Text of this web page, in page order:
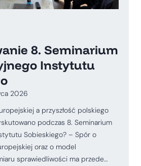
8. Seminarium
Instytutu
2026
a przyszłość polskiego
podczas 8. Seminarium
Sobieskiego? – Spór o
oraz o model
sprawiedliwości ma przede…